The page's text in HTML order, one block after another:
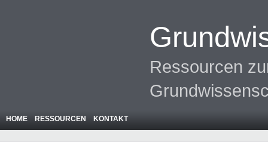
Ressourcen
HOME RESSOURCEN KONTAKT